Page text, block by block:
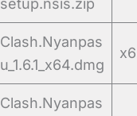
Clash.Nyanpas
u_1.6.1_x64.dmg
Clash.Nyanpas